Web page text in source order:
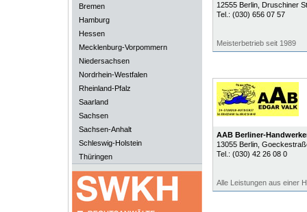
Bremen
Hamburg
Hessen
Mecklenburg-Vorpommern
Niedersachsen
Nordrhein-Westfalen
Rheinland-Pfalz
Saarland
Sachsen
Sachsen-Anhalt
Schleswig-Holstein
Thüringen
12555 Berlin, Druschiner
Tel.: (030) 656 07 57
Meisterbetrieb seit 1989
AAB Berliner-
13055 Berlin,
Tel.: (030) 42 26 08 0
Alle Leistungen aus einer